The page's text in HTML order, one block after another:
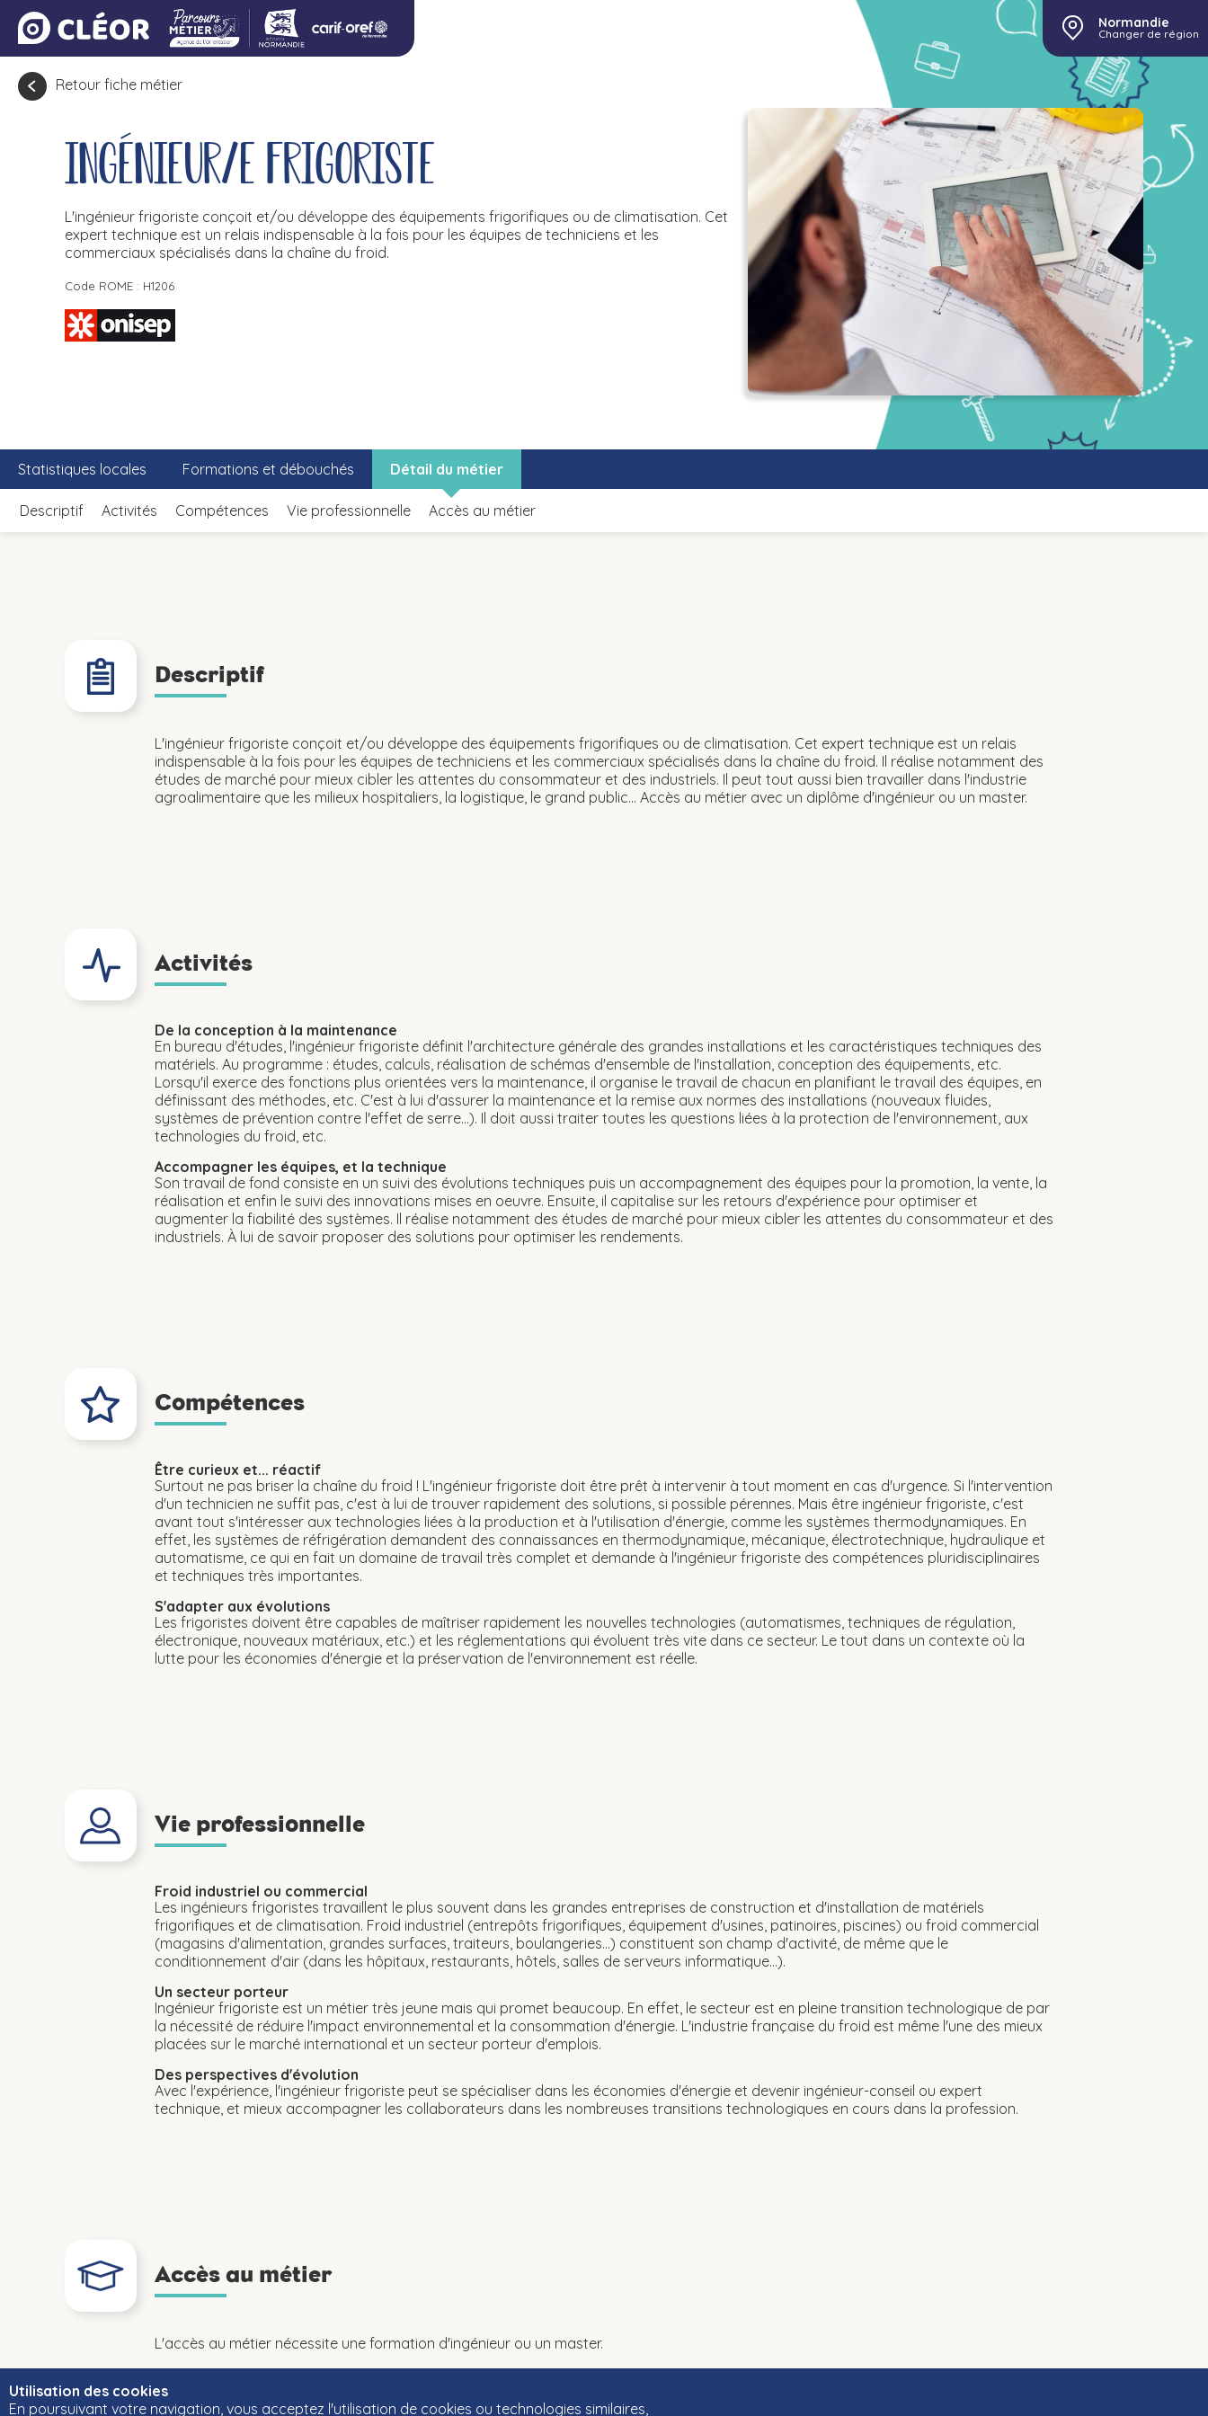
Normandie
Changer de région
Utilisation des cookies
En poursuivant votre navigation, vous acceptez l'utilisation de cookies ou technologies similaires,
Retour fiche métier
Ingénieur/e frigoriste
L'ingénieur frigoriste conçoit et/ou développe des équipements frigorifiques ou de climatisation. Cet
expert technique est un relais indispensable à la fois pour les équipes de techniciens et les
commerciaux spécialisés dans la chaîne du froid.
Code ROME : H1206
Statistiques locales Formations et débouchés Détail du métier
Descriptif Activités Compétences Vie professionnelle Accès au métier
Descriptif
L'ingénieur frigoriste conçoit et/ou développe des équipements frigorifiques ou de climatisation. Cet expert technique est un relais
indispensable à la fois pour les équipes de techniciens et les commerciaux spécialisés dans la chaîne du froid. Il réalise notamment des
études de marché pour mieux cibler les attentes du consommateur et des industriels. Il peut tout aussi bien travailler dans l'industrie
agroalimentaire que les milieux hospitaliers, la logistique, le grand public... Accès au métier avec un diplôme d'ingénieur ou un master.
Activités
De la conception à la maintenance
En bureau d'études, l'ingénieur frigoriste définit l'architecture générale des grandes installations et les caractéristiques techniques des
matériels. Au programme : études, calculs, réalisation de schémas d'ensemble de l'installation, conception des équipements, etc.
Lorsqu'il exerce des fonctions plus orientées vers la maintenance, il organise le travail de chacun en planifiant le travail des équipes, en
définissant des méthodes, etc. C'est à lui d'assurer la maintenance et la remise aux normes des installations (nouveaux fluides,
systèmes de prévention contre l'effet de serre...). Il doit aussi traiter toutes les questions liées à la protection de l'environnement, aux
technologies du froid, etc.
Accompagner les équipes, et la technique
Son travail de fond consiste en un suivi des évolutions techniques puis un accompagnement des équipes pour la promotion, la vente, la
réalisation et enfin le suivi des innovations mises en oeuvre. Ensuite, il capitalise sur les retours d'expérience pour optimiser et
augmenter la fiabilité des systèmes. Il réalise notamment des études de marché pour mieux cibler les attentes du consommateur et des
industriels. À lui de savoir proposer des solutions pour optimiser les rendements.
Compétences
Être curieux et... réactif
Surtout ne pas briser la chaîne du froid ! L'ingénieur frigoriste doit être prêt à intervenir à tout moment en cas d'urgence. Si l'intervention
d'un technicien ne suffit pas, c'est à lui de trouver rapidement des solutions, si possible pérennes. Mais être ingénieur frigoriste, c'est
avant tout s'intéresser aux technologies liées à la production et à l'utilisation d'énergie, comme les systèmes thermodynamiques. En
effet, les systèmes de réfrigération demandent des connaissances en thermodynamique, mécanique, électrotechnique, hydraulique et
automatisme, ce qui en fait un domaine de travail très complet et demande à l'ingénieur frigoriste des compétences pluridisciplinaires
et techniques très importantes.
S'adapter aux évolutions
Les frigoristes doivent être capables de maîtriser rapidement les nouvelles technologies (automatismes, techniques de régulation,
électronique, nouveaux matériaux, etc.) et les réglementations qui évoluent très vite dans ce secteur. Le tout dans un contexte où la
lutte pour les économies d'énergie et la préservation de l'environnement est réelle.
Vie professionnelle
Froid industriel ou commercial
Les ingénieurs frigoristes travaillent le plus souvent dans les grandes entreprises de construction et d'installation de matériels
frigorifiques et de climatisation. Froid industriel (entrepôts frigorifiques, équipement d'usines, patinoires, piscines) ou froid commercial
(magasins d'alimentation, grandes surfaces, traiteurs, boulangeries...) constituent son champ d'activité, de même que le
conditionnement d'air (dans les hôpitaux, restaurants, hôtels, salles de serveurs informatique...).
Un secteur porteur
Ingénieur frigoriste est un métier très jeune mais qui promet beaucoup. En effet, le secteur est en pleine transition technologique de par
la nécessité de réduire l'impact environnemental et la consommation d'énergie. L'industrie française du froid est même l'une des mieux
placées sur le marché international et un secteur porteur d'emplois.
Des perspectives d'évolution
Avec l'expérience, l'ingénieur frigoriste peut se spécialiser dans les économies d'énergie et devenir ingénieur-conseil ou expert
technique, et mieux accompagner les collaborateurs dans les nombreuses transitions technologiques en cours dans la profession.
Accès au métier
L'accès au métier nécessite une formation d'ingénieur ou un master.